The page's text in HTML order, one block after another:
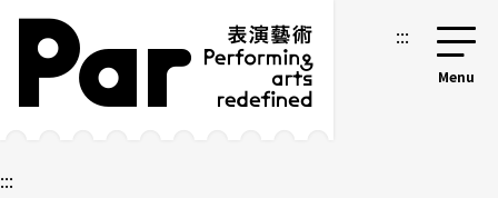
跳到主要內容區塊
網站導覽 :::
:::